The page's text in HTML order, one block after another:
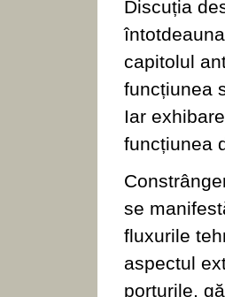
Discuția
capitolul
funcțiunea
Iar
funcțiunea
se
fluxurile
aspectul
porturile,